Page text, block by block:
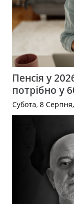
Пенсія у
потрібно у
Субота, 8